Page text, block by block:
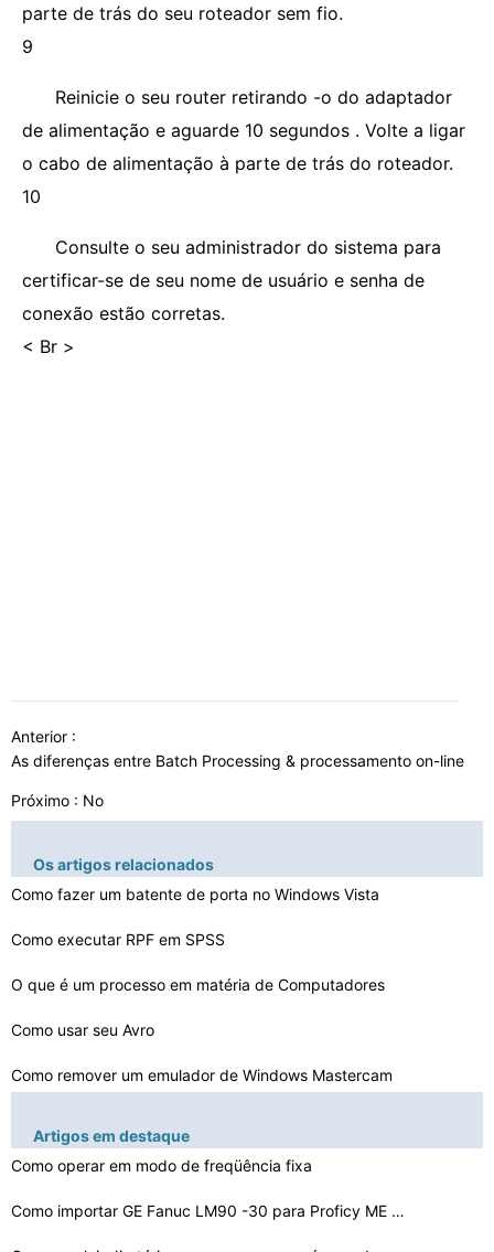
parte de trás do seu roteador sem fio.
9
Reinicie o seu router retirando -o do adaptador
de alimentação e aguarde 10 segundos . Volte a ligar
o cabo de alimentação à parte de trás do roteador.
10
Consulte o seu administrador do sistema para
certificar-se de seu nome de usuário e senha de
conexão estão corretas.
< Br >
Anterior :
As diferenças entre Batch Processing & processamento on-line
Próximo : No
Os artigos relacionados
Como fazer um batente de porta no Windows Vista
Como executar RPF em SPSS
O que é um processo em matéria de Computadores
Como usar seu Avro
Como remover um emulador de Windows Mastercam
5 conceitos-chave de um sistema operacional
Como parar um Mega Upload MotionMaker
Artigos em destaque
Como operar em modo de freqüência fixa
Como importar GE Fanuc LM90 -30 para Proficy ME 5.9